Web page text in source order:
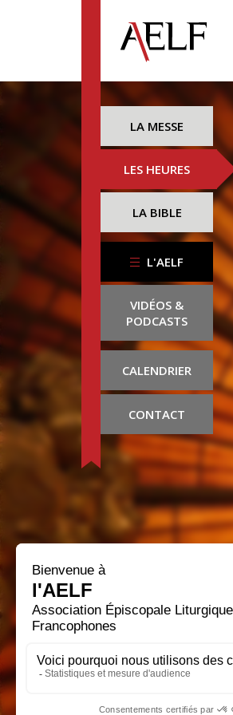
LA MESSE
LES HEURES
LA BIBLE
L'AELF
VIDÉOS &
PODCASTS
CALENDRIER
CONTACT